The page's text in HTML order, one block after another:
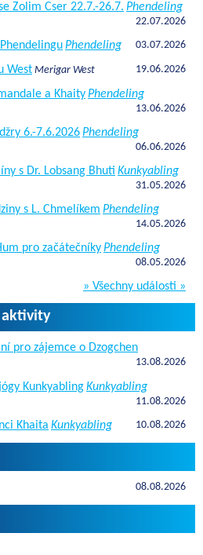
Zolim Cser 22.7.-26.7. Phendeling
22.07.2026
Phendeling 03.07.2026
West Merigar West 19.06.2026
a KhaityPhendeling
13.06.2026
6.-7.6.2026Phendeling
06.06.2026
s Dr. Lobsang Bhuti Kunkyabling
31.05.2026
s L. Chmelíkem Phendeling
14.05.2026
pro začátečníkyPhendeling
08.05.2026
» Všechny události »
aktivity
pro zájemce o Dzogchen
13.08.2026
KunkyablingKunkyabling
11.08.2026
Khaita Kunkyabling 10.08.2026
08.08.2026